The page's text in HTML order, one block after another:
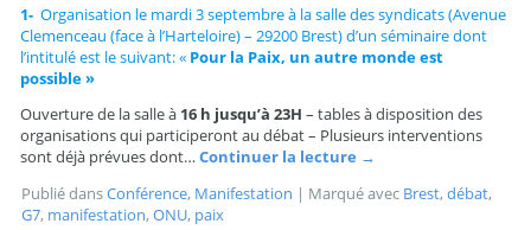
1-Organisation le mardi 3 septembre à la salle des syndicats (Avenue
Clemenceau (face à l’Harteloire) – 29200 Brest) d’un séminaire dont
l’intitulé est le suivant: « Pour la Paix, un autre monde est
possible »
Ouverture de la salle à 16 h jusqu’à 23H – tables à disposition des
organisations qui participeront au débat – Plusieurs interventions
sont déjà prévues dont…Continuer la lecture →
Publié dansConférence, Manifestation | Marqué avec Brest,débat,
G7, manifestation,ONU, paix